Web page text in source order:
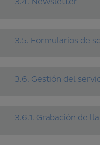
3.4. Newsletter
3.5. Formularios de
3.6. Gestión del
3.6.1. Grabación de